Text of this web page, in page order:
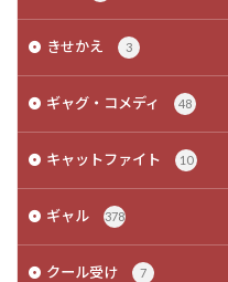
きせかえ 3
ギャグ・コメディ 48
キャットファイト 10
ギャル 378
クール受け 7